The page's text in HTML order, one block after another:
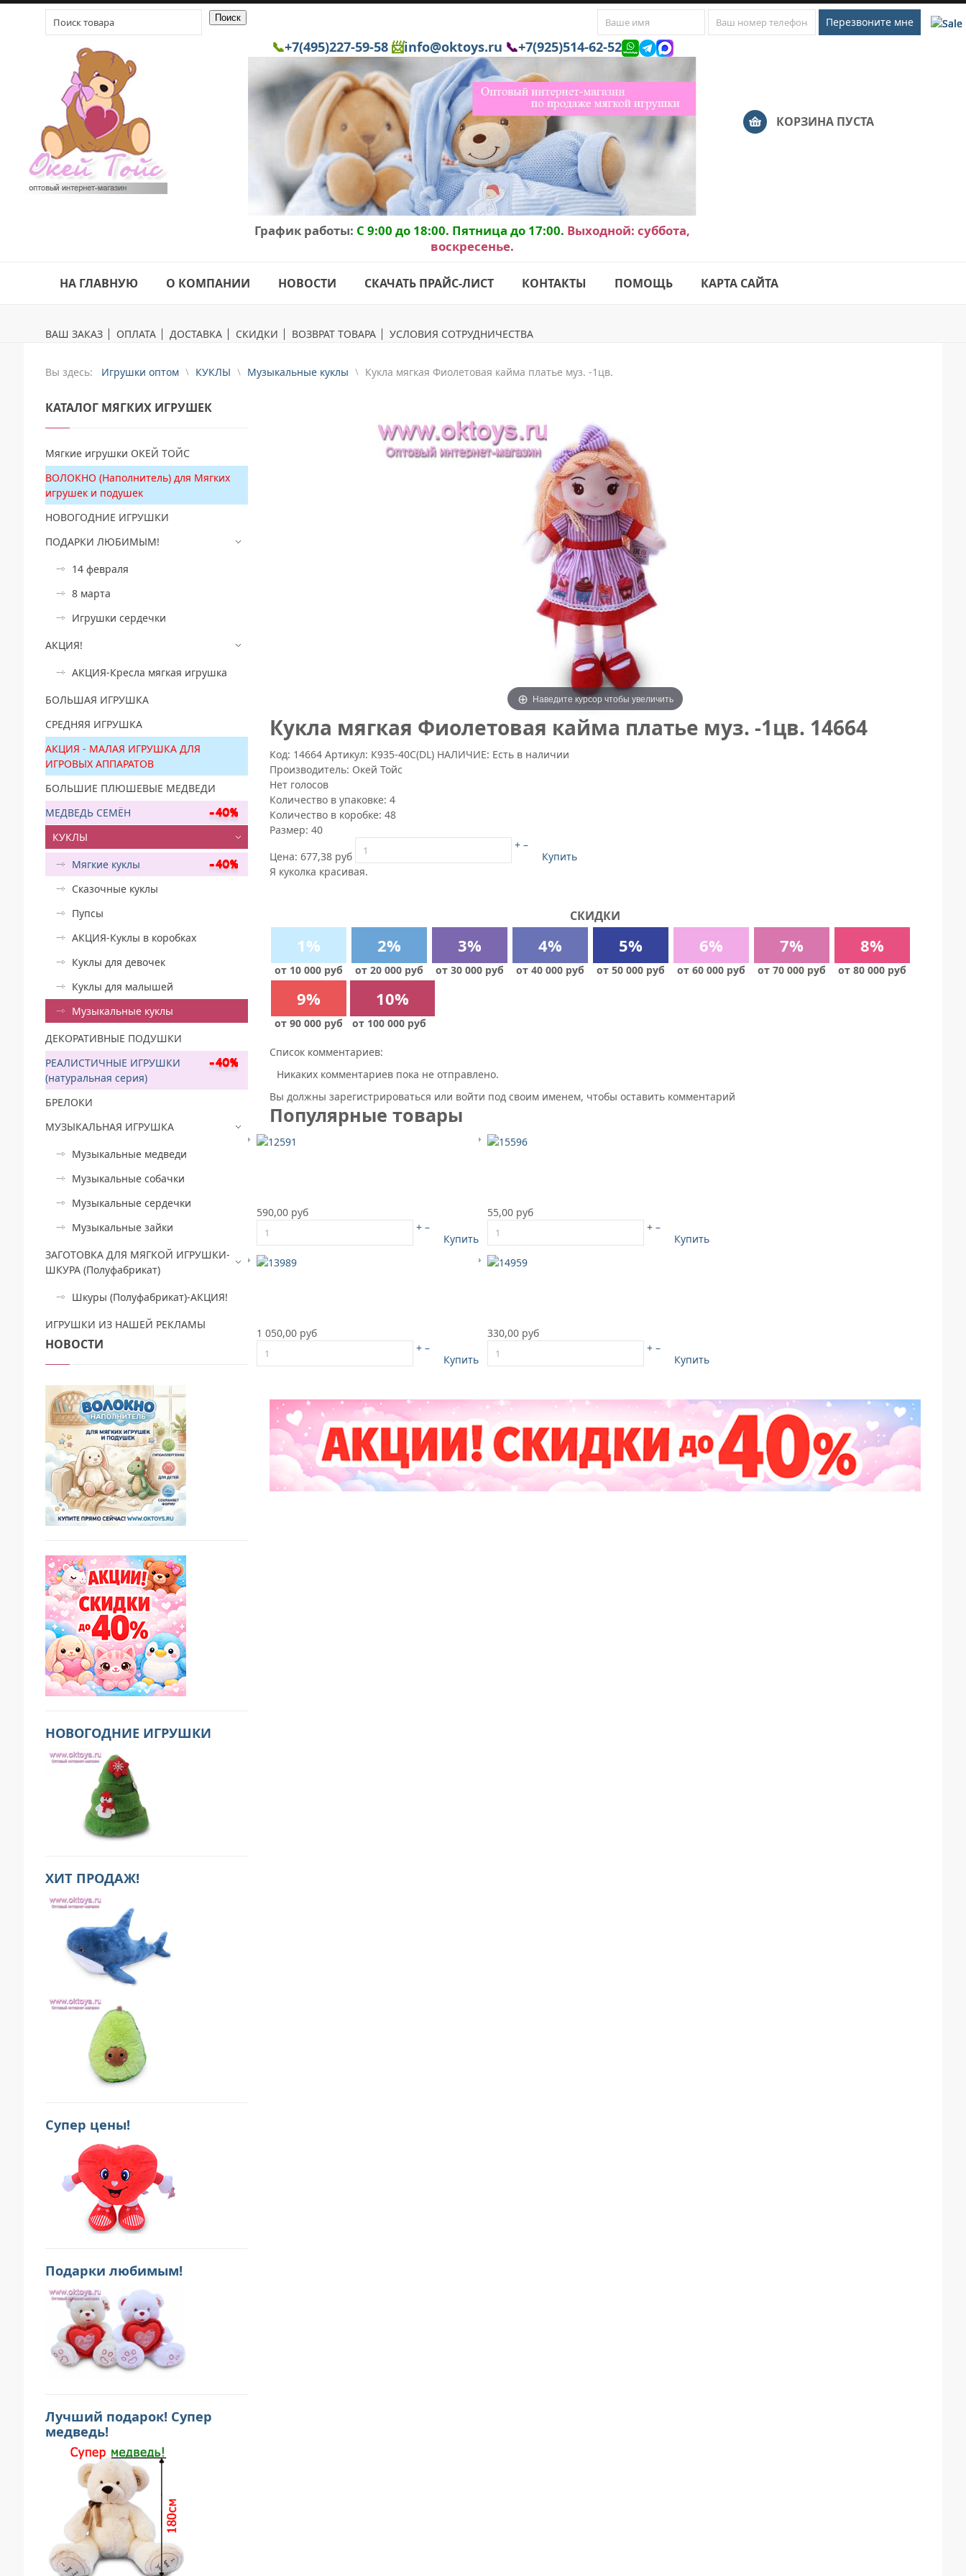
📞+7(495)227-59-58 📨info@oktoys.ru 📞+7(925)514-62-52
График работы: C 9:00 до 18:00. Пятница до 17:00. Выходной: суббота,
воскресенье.
КОРЗИНА ПУСТА
НА ГЛАВНУЮ О КОМПАНИИ НОВОСТИ СКАЧАТЬ ПРАЙС-ЛИСТ КОНТАКТЫ ПОМОЩЬ КАРТА САЙТА
ВАШ ЗАКАЗ ОПЛАТА ДОСТАВКА СКИДКИ ВОЗВРАТ ТОВАРА УСЛОВИЯ СОТРУДНИЧЕСТВА
Вы здесь: Игрушки оптом КУКЛЫ Музыкальные куклы Кукла мягкая Фиолетовая кайма платье муз. -1цв.
Наведите курсор чтобы увеличить
Кукла мягкая Фиолетовая кайма платье муз. -1цв. 14664
Код: 14664 Артикул: К935-40С(DL) НАЛИЧИЕ: Есть в наличии
Производитель: Окей Тойс
Нет голосов
Количество в упаковке: 4
Количество в коробке: 48
Размер: 40
Цена: 677,38 руб
+ –
Купить
Я куколка красивая.
СКИДКИ
1%
от 10 000 руб
2%
от 20 000 руб
3%
от 30 000 руб
4%
от 40 000 руб
5%
от 50 000 руб
6%
от 60 000 руб
7%
от 70 000 руб
8%
от 80 000 руб
9%
от 90 000 руб
10%
от 100 000 руб
Список комментариев:
Никаких комментариев пока не отправлено.
Вы должны зарегистрироваться или войти под своим именем, чтобы оставить комментарий
Популярные товары
590,00 руб
+ –
Купить
55,00 руб
+ –
Купить
1 050,00 руб
+ –
Купить
330,00 руб
+ –
Купить
КАТАЛОГ МЯГКИХ ИГРУШЕК
Мягкие игрушки ОКЕЙ ТОЙС
ВОЛОКНО (Наполнитель) для Мягких
игрушек и подушек
НОВОГОДНИЕ ИГРУШКИ
ПОДАРКИ ЛЮБИМЫМ!
14 февраля
8 марта
Игрушки сердечки
АКЦИЯ!
АКЦИЯ-Кресла мягкая игрушка
БОЛЬШАЯ ИГРУШКА
СРЕДНЯЯ ИГРУШКА
АКЦИЯ - МАЛАЯ ИГРУШКА ДЛЯ
ИГРОВЫХ АППАРАТОВ
БОЛЬШИЕ ПЛЮШЕВЫЕ МЕДВЕДИ
МЕДВЕДЬ СЕМЁН
КУКЛЫ
Мягкие куклы
Сказочные куклы
Пупсы
АКЦИЯ-Куклы в коробках
Куклы для девочек
Куклы для малышей
Музыкальные куклы
ДЕКОРАТИВНЫЕ ПОДУШКИ
РЕАЛИСТИЧНЫЕ ИГРУШКИ
(натуральная серия)
БРЕЛОКИ
МУЗЫКАЛЬНАЯ ИГРУШКА
Музыкальные медведи
Музыкальные собачки
Музыкальные сердечки
Музыкальные зайки
ЗАГОТОВКА ДЛЯ МЯГКОЙ ИГРУШКИ-
ШКУРА (Полуфабрикат)
Шкуры (Полуфабрикат)-АКЦИЯ!
ИГРУШКИ ИЗ НАШЕЙ РЕКЛАМЫ
НОВОСТИ
НОВОГОДНИЕ ИГРУШКИ
ХИТ ПРОДАЖ!
Супер цены!
Подарки любимым!
Лучший подарок! Супер
медведь!